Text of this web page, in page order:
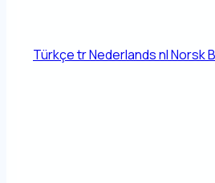
TürkçetrNederlandsnlNorsk